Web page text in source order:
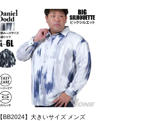
【BB2024】大きいサイズ メンズ